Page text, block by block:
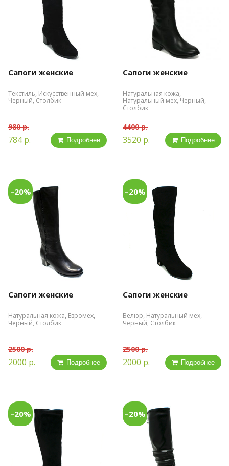
Сапоги женские
Текстиль, Искусственный мех,
Черный, Столбик
980 р.
784 р. Подробнее
Сапоги женские
Натуральная кожа,
Натуральный мех, Черный,
Столбик
4400 р.
3520 р. Подробнее
–20%
Сапоги женские
Натуральная кожа, Евромех,
Черный, Столбик
2500 р.
2000 р. Подробнее
–20%
Сапоги женские
Велюр, Натуральный мех,
Черный, Столбик
2500 р.
2000 р. Подробнее
–20% –20%